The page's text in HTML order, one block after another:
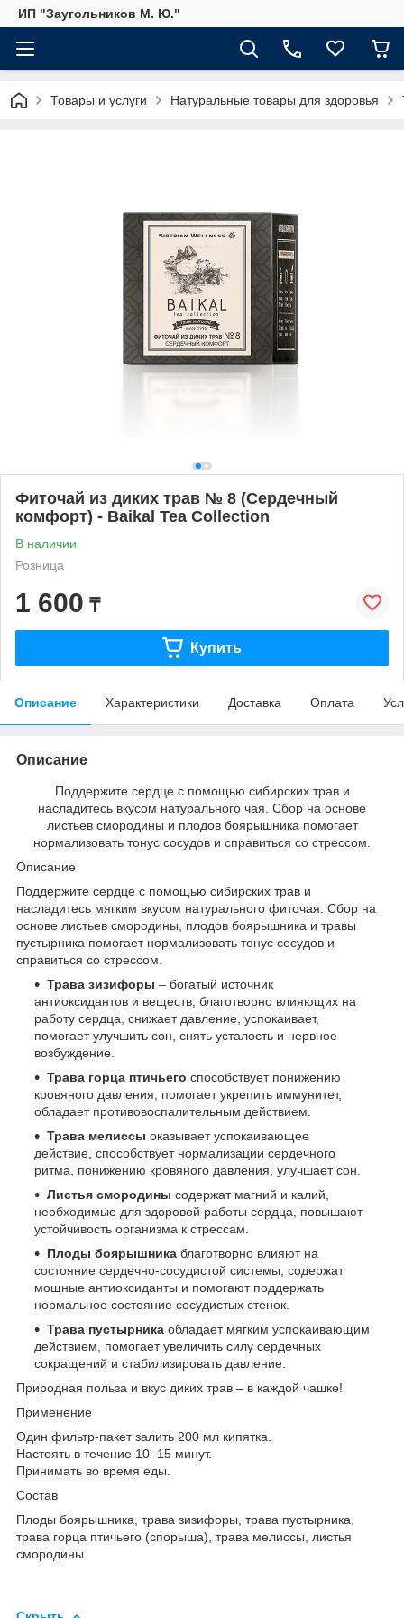
ИП "Заугольников М. Ю."
Товары и услуги Натуральные товары для здоровья
Фиточай из диких трав № 8 (Сердечный
комфорт) - Baikal Tea Collection
В наличии
Розница
1 600 ₸
Купить
Описание Характеристики Доставка Оплата
Описание
Поддержите сердце с помощью сибирских трав и
насладитесь вкусом натурального чая. Сбор на основе
листьев смородины и плодов боярышника помогает
нормализовать тонус сосудов и справиться со стрессом.
Описание
Поддержите сердце с помощью сибирских трав и
насладитесь мягким вкусом натурального фиточая. Сбор на
основе листьев смородины, плодов боярышника и травы
пустырника помогает нормализовать тонус сосудов и
справиться со стрессом.
Трава зизифоры – богатый источник
антиоксидантов и веществ, благотворно влияющих на
работу сердца, снижает давление, успокаивает,
помогает улучшить сон, снять усталость и нервное
возбуждение.
Трава горца птичьего способствует понижению
кровяного давления, помогает укрепить иммунитет,
обладает противовоспалительным действием.
Трава мелиссы оказывает успокаивающее
действие, способствует нормализации сердечного
ритма, понижению кровяного давления, улучшает сон.
Листья смородины содержат магний и калий,
необходимые для здоровой работы сердца, повышают
устойчивость организма к стрессам.
Плоды боярышника благотворно влияют на
состояние сердечно-сосудистой системы, содержат
мощные антиоксиданты и помогают поддержать
нормальное состояние сосудистых стенок.
Трава пустырника обладает мягким успокаивающим
действием, помогает увеличить силу сердечных
сокращений и стабилизировать давление.
Природная польза и вкус диких трав – в каждой чашке!
Применение
Один фильтр-пакет залить 200 мл кипятка.
Настоять в течение 10–15 минут.
Принимать во время еды.
Состав
Плоды боярышника, трава зизифоры, трава пустырника,
трава горца птичьего (спорыша), трава мелиссы, листья
смородины.